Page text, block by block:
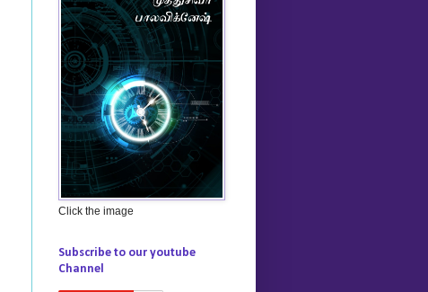
Click the image
Subscribe to our youtube
Channel